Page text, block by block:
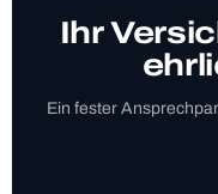
Ihr
Ein fes­ter